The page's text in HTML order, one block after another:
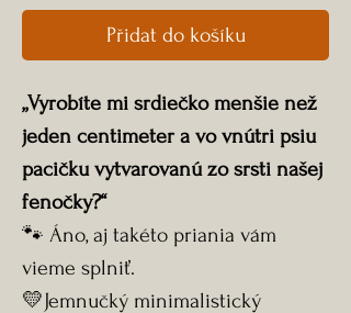
Přidat do košíku
„Vyrobíte mi srdiečko menšie než
jeden centimeter a vo vnútri psiu
pacičku vytvarovanú zo srsti našej
fenočky?“
🐾 Áno, aj takéto priania vám
vieme splniť.
💛Jemnučký minimalistický